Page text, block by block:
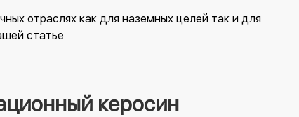
отраслях как для наземных целей так и для
статье
керосин